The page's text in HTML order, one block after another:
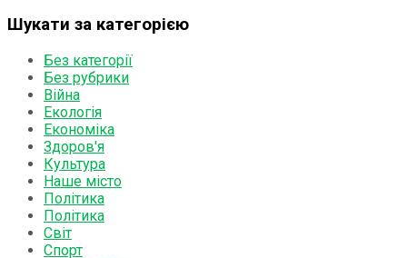
Шукати за категорією
Без категорії
Без рубрики
Війна
Екологія
Економіка
Здоров'я
Культура
Наше місто
Політика
Політика
Світ
Спорт